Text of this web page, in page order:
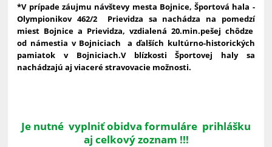
*V prípade záujmu návštevy mesta Bojnice, Športová hala -
Olympionikov 462/2 Prievidza sa nachádza na pomedzí
miest Bojnice a Prievidza, vzdialená 20.min.pešej chôdze
od námestia v Bojniciach a ďalších kultúrno-historických
pamiatok v Bojniciach.V blízkosti Športovej haly sa
nachádzajú aj viaceré stravovacie možnosti.
Je nutné vyplniť obidva formuláre prihlášku
aj celkový zoznam !!!